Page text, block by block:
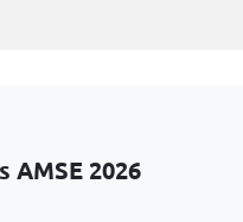
2026